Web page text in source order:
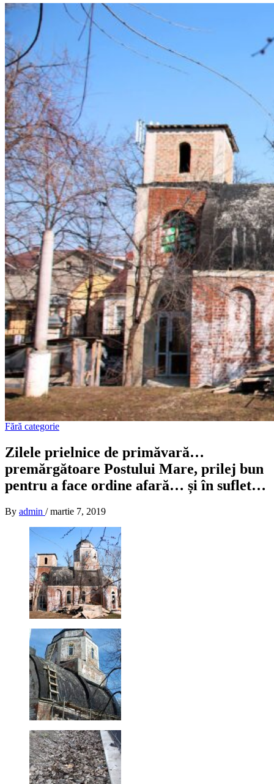
Fără categorie
Zilele prielnice de primăvară…
premărgătoare Postului Mare, prilej bun
pentru a face ordine afară… și în suflet…
By admin / martie 7, 2019